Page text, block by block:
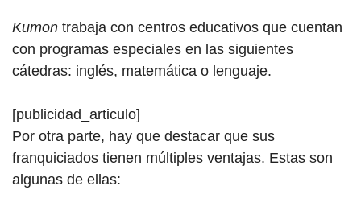
Kumon trabaja con centros educativos que cuentan
con programas especiales en las siguientes
cátedras: inglés, matemática o lenguaje.
[publicidad_articulo]
Por otra parte, hay que destacar que sus
franquiciados tienen múltiples ventajas. Estas son
algunas de ellas: